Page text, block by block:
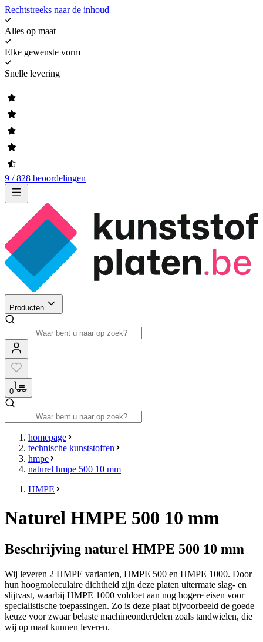
Rechtstreeks naar de inhoud
Alles op maat
Elke gewenste vorm
Snelle levering
9 / 828 beoordelingen
Producten
0
homepage
technische kunststoffen
hmpe
naturel hmpe 500 10 mm
HMPE
Naturel HMPE 500 10 mm
Beschrijving naturel HMPE 500 10 mm
Wij leveren 2 HMPE varianten, HMPE 500 en HMPE 1000. Door
hun hoogmoleculaire dichtheid zijn deze platen uitermate slag- en
slijtvast, waarbij HMPE 1000 voldoet aan nog hogere eisen voor
specialistische toepassingen. Zo is deze plaat bijvoorbeeld de goede
keuze voor zwaar belaste machineonderdelen zoals tandwielen, die
wij op maat kunnen leveren.